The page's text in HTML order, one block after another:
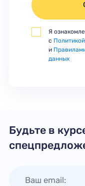
Я
с
и
данных
Будьте в